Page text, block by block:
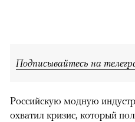
Подписывайтесь на
Российскую модную
охватил кризис, который